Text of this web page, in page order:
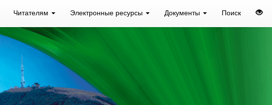
Читателям Электронные ресурсы Документы Поиск